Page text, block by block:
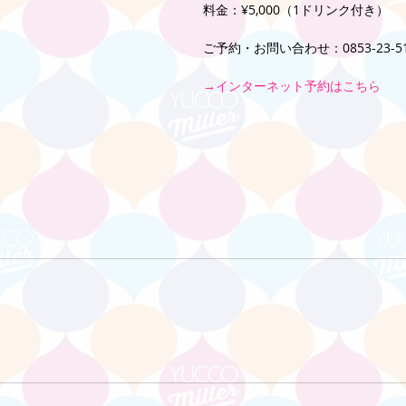
料金：¥5,000（1ドリンク付き）
ご予約・お問い合わせ：0853-23-
→インターネット予約はこちら